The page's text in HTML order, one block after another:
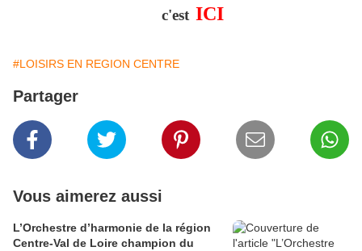
c'est ICI
#LOISIRS EN REGION CENTRE
Partager
Vous aimerez aussi
L’Orchestre d’harmonie de la région
Centre-Val de Loire champion du